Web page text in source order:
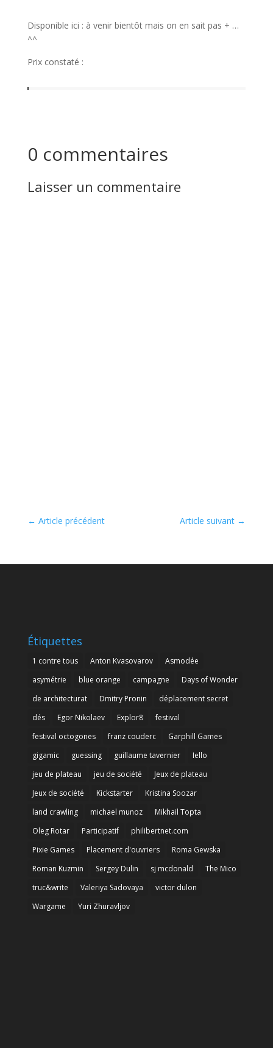
Disponible ici : à venir bientôt mais on en sait pas + …
^^
Prix constaté :
0 commentaires
Laisser un commentaire
← Article précédent Article suivant →
Étiquettes
1 contre tous Anton Kvasovarov
Asmodée
asymétrie
blue orange campagne
Days of Wonder
de architecturat
Dmitry Pronin
déplacement secret
dés
Egor Nikolaev Explor8
festival
festival octogones
franz couderc
Garphill Games
gigamic
guessing guillaume tavernier
Iello
jeu de plateau
jeu de société
Jeux de plateau
Jeux de société
Kickstarter
Kristina Soozar
land crawling
michael munoz
Mikhail Topta
Oleg Rotar
Participatif
philibertnet.com
Pixie Games
Placement d'ouvriers
Roma Gewska
Roman Kuzmin
Sergey Dulin sj mcdonald
The Mico
truc&write
Valeriya Sadovaya
victor dulon
Wargame
Yuri Zhuravljov